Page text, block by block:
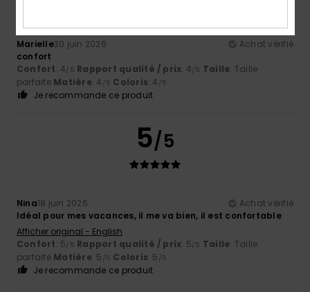
Marielle30 juin 2026
Achat vérifié
confort
Confort: 4/5 Rapport qualité / prix: 4/5 Taille: Taille
parfaite Matière: 4 /5 Coloris: 4 /5
Je recommande ce produit
5/5
Nina18 juin 2026
Achat vérifié
Idéal pour mes vacances, il me va bien, il est confortable
Afficher original - English
Confort: 5/5 Rapport qualité / prix: 5/5 Taille: Taille
parfaite Matière: 5 /5 Coloris: 5 /5
Je recommande ce produit